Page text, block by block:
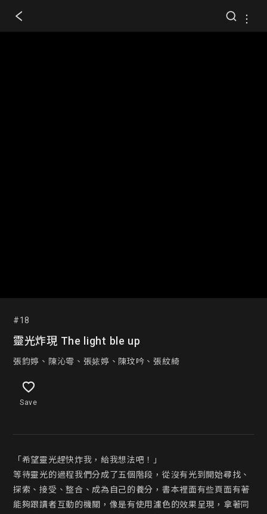
#18
靈光炸現 The light ble up
張鈞婷、陳沁雩、張㛄婷、陳玟吟、張紋綺
Save
「希望靈光趕快炸我，給我想法吧！」
等待靈光的過程我們分成了五個階段，從沒有光到開始尋找、
探索、接受、整合、成為自己的養分，書本裡面有些頁面有著
能夠跟讀者互動的機關，像是有使用濾色的效果呈現，拿著同